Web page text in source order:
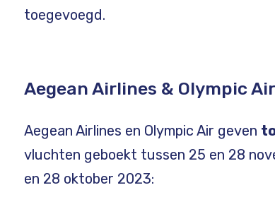
toegevoegd.
Aegean Airlines & Olympic Air
Aegean Airlines en Olympic Air geven
vluchten geboekt tussen 25 en 28
en 28 oktober 2023: